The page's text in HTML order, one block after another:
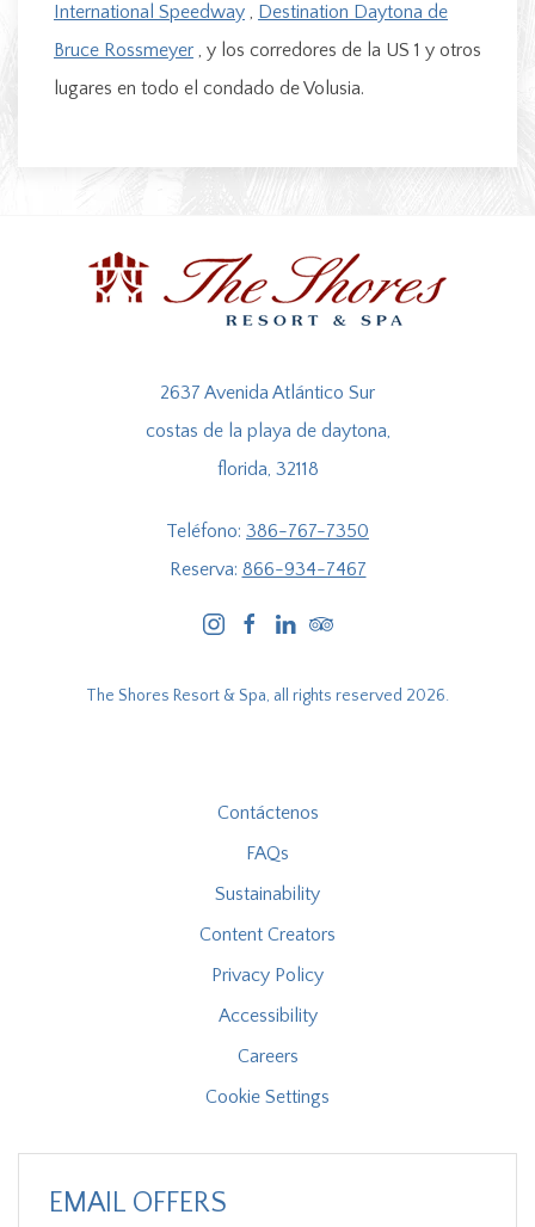
International Speedway , Destination Daytona de
Bruce Rossmeyer , y los corredores de la US 1 y otros
lugares en todo el condado de Volusia.
2637 Avenida Atlántico Sur
costas de la playa de daytona,
florida, 32118
Teléfono: 386-767-7350
Reserva: 866-934-7467
instagramfacebooklinkedintripadvisor
The Shores Resort & Spa, all rights reserved 2026.
Contáctenos
FAQs
Sustainability
Content Creators
Privacy Policy
Accessibility
Careers
Cookie Settings
EMAIL OFFERS